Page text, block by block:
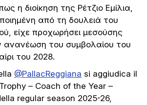
η διοίκηση της Ρέτζιο Εμίλια,
από τη δουλειά του
είχε προχωρήσει μεσούσης
ανανέωση του συμβολαίου του
του 2028.
@PallacReggiana si aggiudica il
– Coach of the Year –
regular season 2025-26,